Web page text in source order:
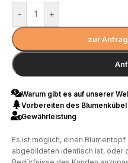
- +
zur
Warum gibt es auf unserer
Vorbereiten des
Gewährleistung
Es ist möglich, einen
abgebildeten identisch ist, oder